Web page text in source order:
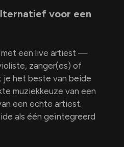
voor een
met een live artiest —
zanger(es) of
het beste van beide
muziekkeuze van een
een echte artiest.
als één geïntegreerd